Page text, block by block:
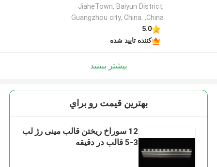
JiaheTown, Baiyun District,
Guangzhou city, China. ,China
5.0
کننده تایید شده
بیشتر ببینید
بهترين قيمت رو براي
12 سوراخ ریختن قالب مینی رژ لب
3-5 قالب در دقیقه